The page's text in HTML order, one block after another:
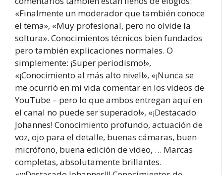
«Finalmente un moderador que también conoce
el tema», «Muy profesional, pero no olvide la
soltura». Conocimientos técnicos bien fundados
pero también explicaciones normales. O
simplemente: ¡Super periodismo!»,
«¡Conocimiento al más alto nivel!», «¡Nunca se
me ocurrió en mi vida comentar en los videos de
YouTube – pero lo que ambos entregan aquí en
el canal no puede ser superado!», «¡Destacado
Johannes! Conocimiento profundo, actuación de
voz, ojo para el detalle, buenas cámaras, buen
micrófono, buena edición de video, … Marcas
completas, absolutamente brillantes.